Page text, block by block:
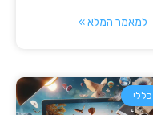
למאמר המלא »
כללי